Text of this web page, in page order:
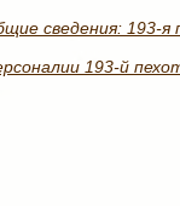
сведения: 193-я
193-й